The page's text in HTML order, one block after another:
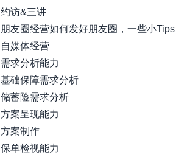
约访&三讲
朋友圈经营如何发好朋友圈，一些小Tips
自媒体经营
需求分析能力
基础保障需求分析
储蓄险需求分析
方案呈现能力
方案制作
保单检视能力